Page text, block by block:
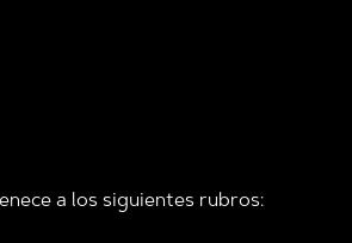
a los siguientes rubros: